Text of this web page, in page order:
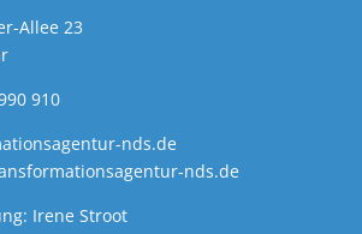
Allee 23
910
nds.de
nds.de
Irene Stroot